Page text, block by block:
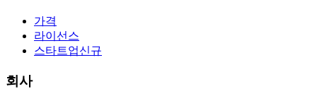
가격
라이선스
스타트업신규
회사